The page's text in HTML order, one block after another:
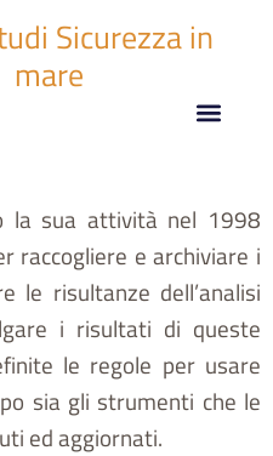
Sicurezza in
mare
la sua attività nel 1998
raccogliere e archiviare i
le risultanze dell’analisi
i risultati di queste
le regole per usare
sia gli strumenti che le
ed aggiornati.